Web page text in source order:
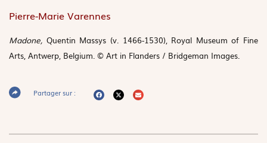
Pierre-Marie Varennes
Madone, Quentin Massys (v. 1466-1530), Royal Museum of Fine
Arts, Antwerp, Belgium. © Art in Flanders / Bridgeman Images.
Partager sur :